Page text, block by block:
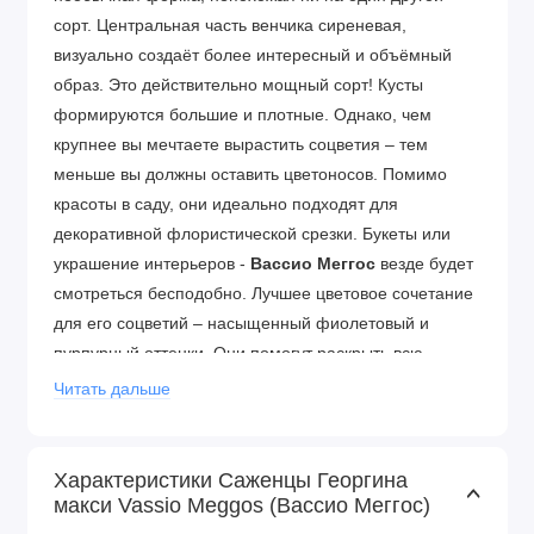
сорт. Центральная часть венчика сиреневая,
визуально создаёт более интересный и объёмный
образ. Это действительно мощный сорт! Кусты
формируются большие и плотные. Однако, чем
крупнее вы мечтаете вырастить соцветия – тем
меньше вы должны оставить цветоносов. Помимо
красоты в саду, они идеально подходят для
декоративной флористической срезки. Букеты или
украшение интерьеров - Вассио Меггос везде будет
смотреться бесподобно. Лучшее цветовое сочетание
для его соцветий – насыщенный фиолетовый и
пурпурный оттенки. Они помогут раскрыть всю
красоту георгин.
применяются в качестве декоративных растений, с их
помощью украшают сады, огороды, палисадники.
Читать дальше
Характеристики Саженцы Георгина
макси Vassiо Meggos (Вассио Меггос)